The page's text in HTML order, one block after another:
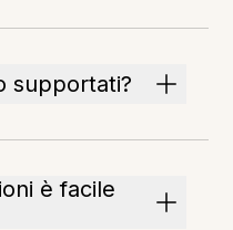
supportati?
è facile